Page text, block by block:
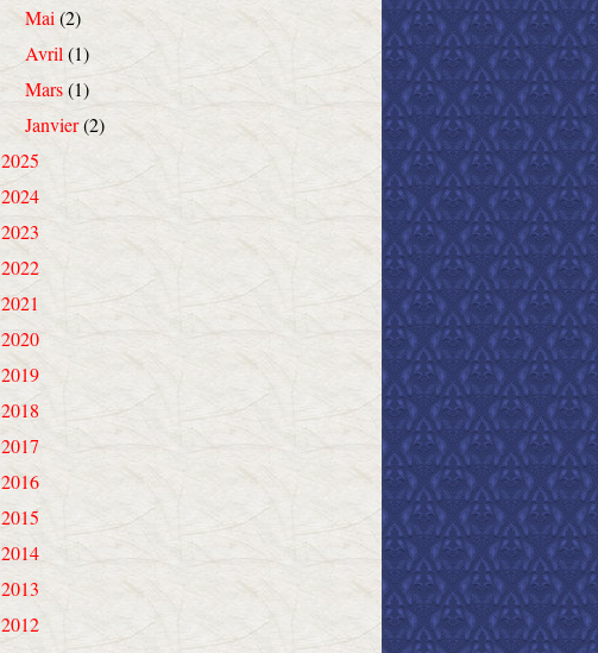
Mai (2)
Avril (1)
Mars(1)
Janvier(2)
2025
2024
2023
2022
2021
2020
2019
2018
2017
2016
2015
2014
2013
2012